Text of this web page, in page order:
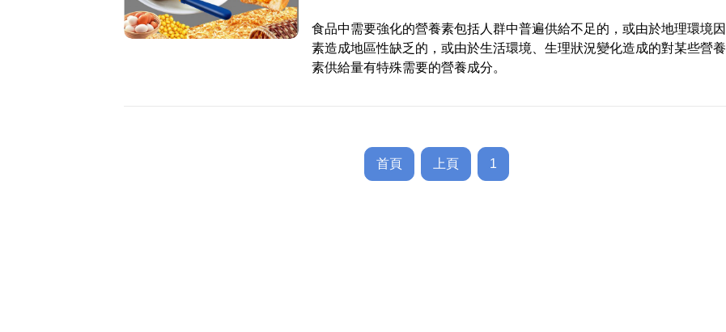
食品中需要強化的營養素包括人群中普遍供給不足的，或由於地理環境因
素造成地區性缺乏的，或由於生活環境、生理狀況變化造成的對某些營養
素供給量有特殊需要的營養成分。
首頁 上頁 1